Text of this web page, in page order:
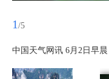
1 /5
中国天气网讯 6月2日早